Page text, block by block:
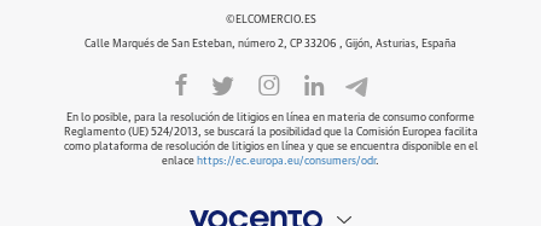
©ELCOMERCIO.ES
Calle Marqués de San Esteban, número 2, CP 33206 , Gijón, Asturias, España
En lo posible, para la resolución de litigios en línea en materia de consumo conforme
Reglamento (UE) 524/2013, se buscará la posibilidad que la Comisión Europea facilita
como plataforma de resolución de litigios en línea y que se encuentra disponible en el
enlace https://ec.europa.eu/consumers/odr.